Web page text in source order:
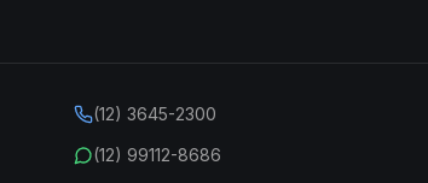
(12) 3645-2300
(12) 99112-8686